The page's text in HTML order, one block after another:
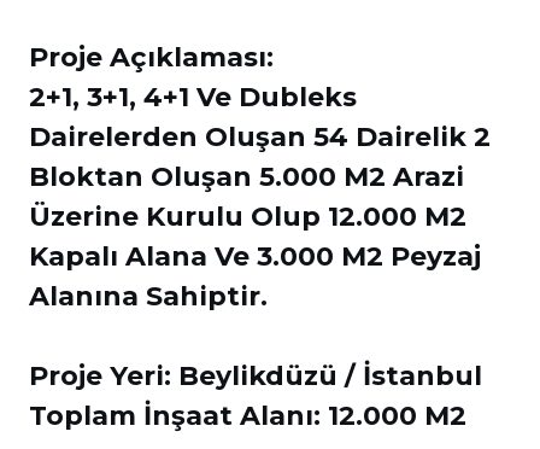
Proje Açıklaması:
2+1, 3+1, 4+1 Ve Dubleks
Dairelerden Oluşan 54 Dairelik 2
Bloktan Oluşan 5.000 M2 Arazi
Üzerine Kurulu Olup 12.000 M2
Kapalı Alana Ve 3.000 M2 Peyzaj
Alanına Sahiptir.
Proje Yeri: Beylikdüzü / İstanbul
Toplam İnşaat Alanı: 12.000 M2